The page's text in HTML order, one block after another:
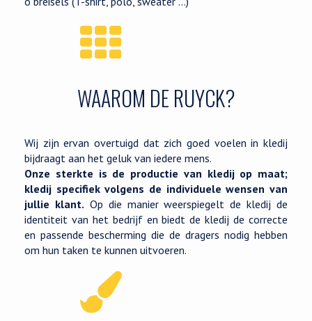
WAAROM DE RUYCK?
Wij zijn ervan overtuigd dat zich goed voelen in kledij
bijdraagt aan het geluk van iedere mens.
Onze sterkte is de productie van kledij op maat;
kledij specifiek volgens de individuele wensen van
jullie klant. Op die manier weerspiegelt de kledij de
identiteit van het bedrijf en biedt de kledij de correcte
en passende bescherming die de dragers nodig hebben
om hun taken te kunnen uitvoeren.